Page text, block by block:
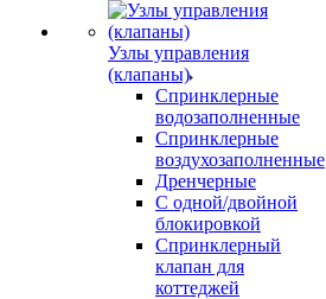
Узлы управления
(клапаны)
Спринклерные
водозаполненные
Спринклерные
воздухозаполненные
Дренчерные
С одной/двойной
блокировкой
Спринклерный
клапан для
коттеджей